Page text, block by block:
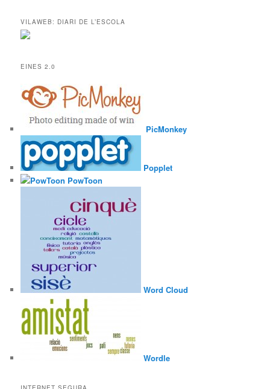
VILAWEB: DIARI DE L’ESCOLA
EINES 2.0
PicMonkey
Popplet
PowToon
Word Cloud
Wordle